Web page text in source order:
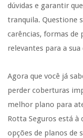
dúvidas e garantir
tranquila. Questione
carências, formas de
relevantes para a sua
Agora que você já
perder coberturas
melhor plano para
Rotta Seguros está
opções de planos de